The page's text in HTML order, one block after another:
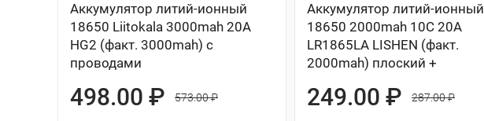
Аккумулятор литий-ионный
18650 Liitokala 3000mah 20A
HG2 (факт. 3000mah) с
проводами
498.00 ₽ 573.00 ₽
Аккумулятор литий-ионный
18650 2000mah 10C 20A
LR1865LA LISHEN (факт.
2000mah) плоский +
249.00 ₽ 287.00 ₽